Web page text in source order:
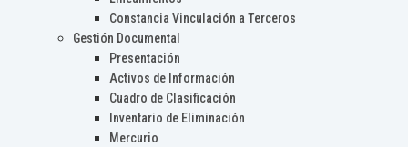
Constancia Vinculación a Terceros
Gestión Documental
Presentación
Activos de Información
Cuadro de Clasificación
Inventario de Eliminación
Mercurio